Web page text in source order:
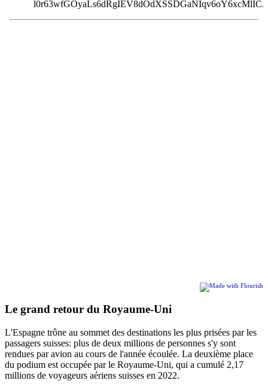
Le grand retour du Royaume-Uni
L'Espagne trône au sommet des destinations les plus prisées par les
passagers suisses: plus de deux millions de personnes s'y sont
rendues par avion au cours de l'année écoulée. La deuxième place
du podium est occupée par le Royaume-Uni, qui a cumulé 2,17
millions de voyageurs aériens suisses en 2022.